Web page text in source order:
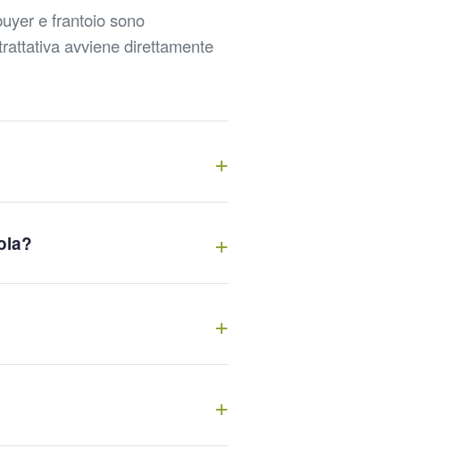
e frantoio sono
avviene direttamente